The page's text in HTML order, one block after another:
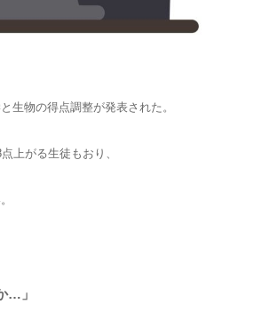
生物の得点調整が発表された。
上がる生徒もおり、
…」